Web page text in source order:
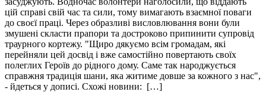
цій справі свій час та сили, тому вимагають взаємної поваги
до своєї праці. Через образливі висловлювання вони були
змушені скласти прапори та достроково припинити супровід
траурного кортежу. "Щиро дякуємо всім громадам, які
перейняли цей досвід і вже самостійно повертають своїх
полеглих Героїв до рідного дому. Саме так народжується
справжня традиція шани, яка житиме довше за кожного з нас",
- йдеться у дописі. Схожі новини: […]